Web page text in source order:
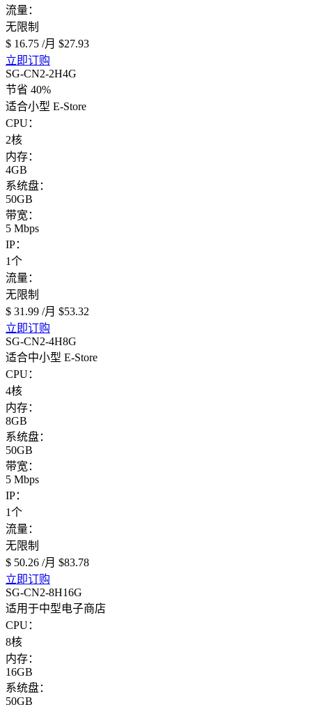
流量：
无限制
$ 16.75 /月 $27.93
立即订购
SG-CN2-2H4G
节省 40%
适合小型 E-Store
CPU：
2核
内存：
4GB
系统盘：
50GB
带宽：
5 Mbps
IP：
1个
流量：
无限制
$ 31.99 /月 $53.32
立即订购
SG-CN2-4H8G
适合中小型 E-Store
CPU：
4核
内存：
8GB
系统盘：
50GB
带宽：
5 Mbps
IP：
1个
流量：
无限制
$ 50.26 /月 $83.78
立即订购
SG-CN2-8H16G
适用于中型电子商店
CPU：
8核
内存：
16GB
系统盘：
50GB